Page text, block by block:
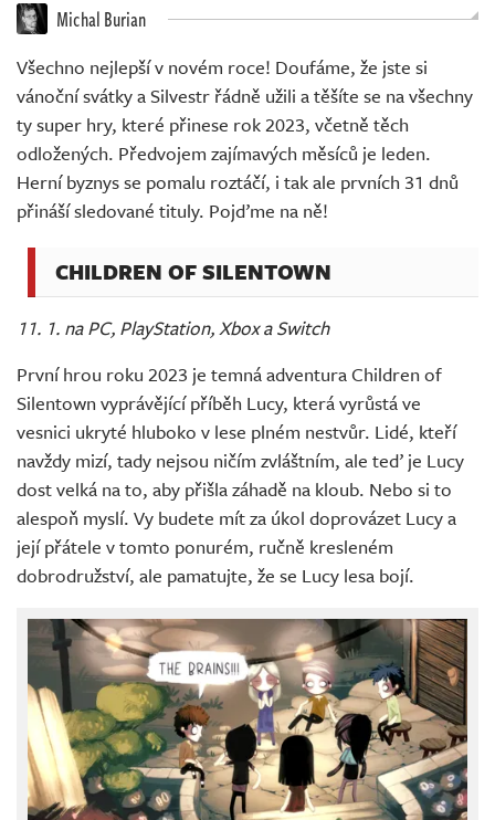
Michal Burian
Všechno nejlepší v novém roce! Doufáme, že jste si
vánoční svátky a Silvestr řádně užili a těšíte se na všechny
ty super hry, které přinese rok 2023, včetně těch
odložených. Předvojem zajímavých měsíců je leden.
Herní byznys se pomalu roztáčí, i tak ale prvních 31 dnů
přináší sledované tituly. Pojďme na ně!
CHILDREN OF SILENTOWN
11. 1. na PC, PlayStation, Xbox a Switch
První hrou roku 2023 je temná adventura Children of
Silentown vyprávějící příběh Lucy, která vyrůstá ve
vesnici ukryté hluboko v lese plném nestvůr. Lidé, kteří
navždy mizí, tady nejsou ničím zvláštním, ale teď je Lucy
dost velká na to, aby přišla záhadě na kloub. Nebo si to
alespoň myslí. Vy budete mít za úkol doprovázet Lucy a
její přátele v tomto ponurém, ručně kresleném
dobrodružství, ale pamatujte, že se Lucy lesa bojí.